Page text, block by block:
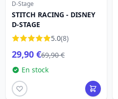
D-Stage
STITCH RACING - DISNEY
D-STAGE
5.0(8)
29,90 €69,90 €
En stock